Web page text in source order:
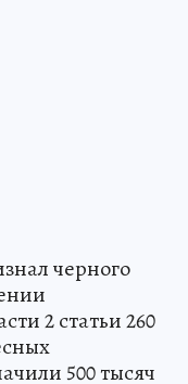
черного
2 статьи 260
500 тысяч